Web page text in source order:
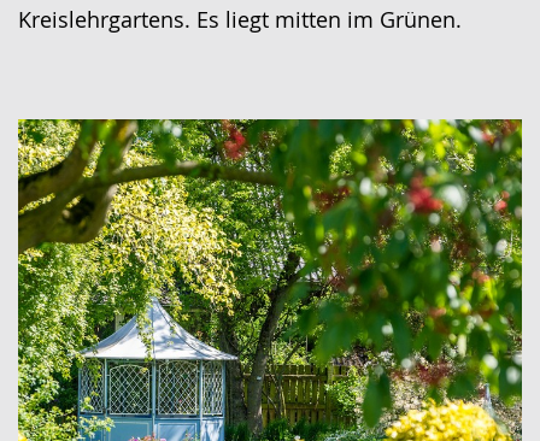
Kreislehrgartens. Es liegt mitten im Grünen.